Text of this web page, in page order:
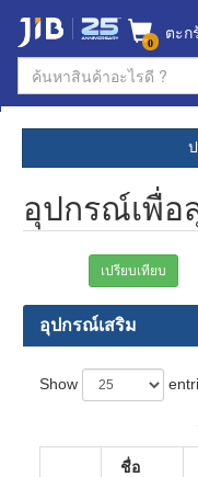
0 ตะก
อุปกรณ์เพื่อ
เปรียบเทียบ
อุปกรณ์เสริม
Show
ชื่อ